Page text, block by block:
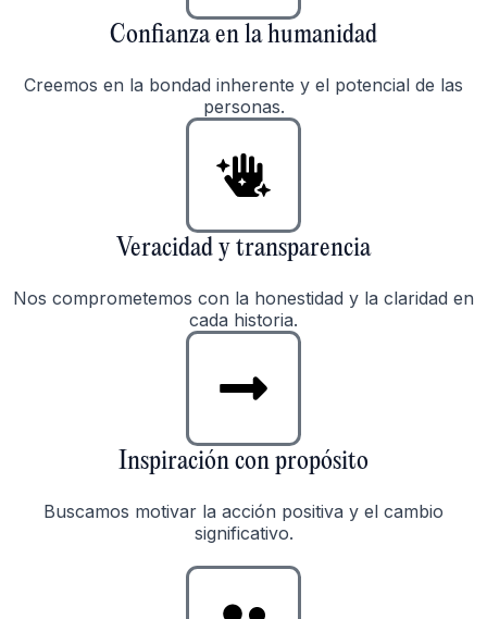
Confianza en la humanidad
Creemos en la bondad inherente y el potencial de las
personas.
Veracidad y transparencia
Nos comprometemos con la honestidad y la claridad en
cada historia.
Inspiración con propósito
Buscamos motivar la acción positiva y el cambio
significativo.